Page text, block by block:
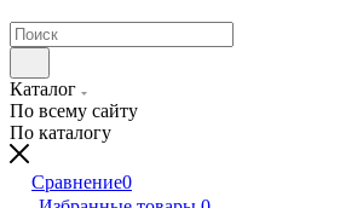
Каталог
По всему сайту
По каталогу
Сравнение0